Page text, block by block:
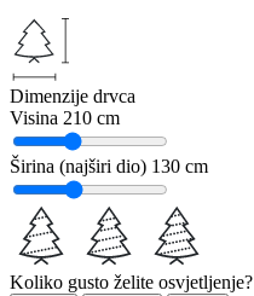
Dimenzije drvca
Visina 210 cm
Širina (najširi dio) 130 cm
Koliko gusto želite osvjetljenje?